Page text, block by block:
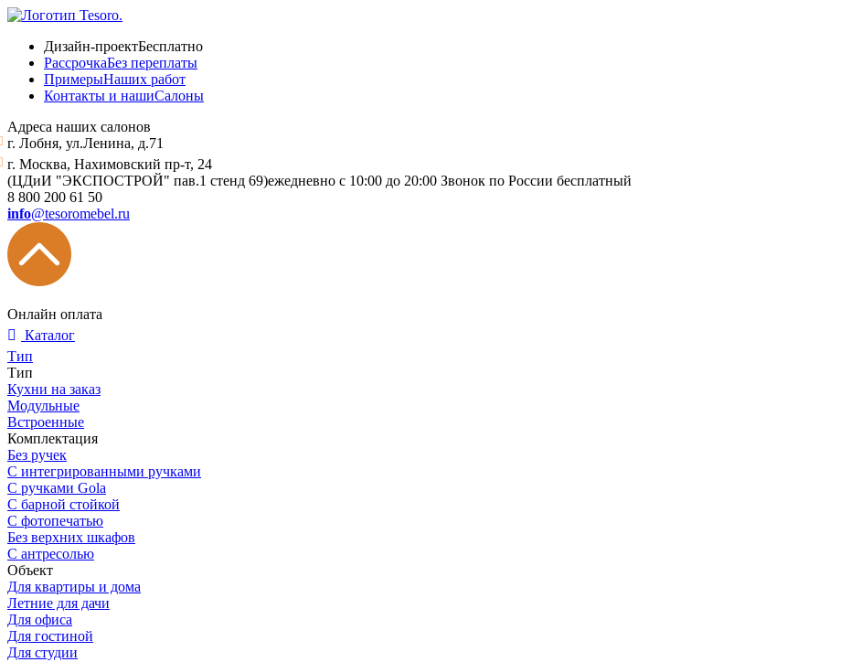
Дизайн-проектБесплатно
РассрочкаБез переплаты
ПримерыНаших работ
Контакты и нашиСалоны
Адреса наших салонов
г. Лобня, ул.Ленина, д.71
г. Москва, Нахимовский пр-т, 24
(ЦДиИ "ЭКСПОСТРОЙ" пав.1 стенд 69)ежедневно с 10:00 до 20:00 Звонок по России бесплатный
8 800 200 61 50
info@tesoromebel.ru
Онлайн оплата
Каталог
Тип
Тип
Кухни на заказ
Модульные
Встроенные
Комплектация
Без ручек
С интегрированными ручками
С ручками Gola
С барной стойкой
С фотопечатью
Без верхних шкафов
С антресолью
Объект
Для квартиры и дома
Летние для дачи
Для офиса
Для гостиной
Для студии